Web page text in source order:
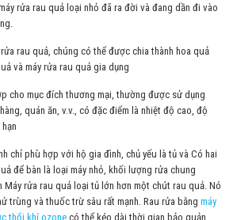
rửa rau quả loại nhỏ đã ra đời và đang dần đi vào
rau quả, chúng có thể được chia thành hoa quả
và máy rửa rau quả gia dụng
cho mục đích thương mại, thường được sử dụng
quán ăn, v.v., có đặc điểm là nhiệt độ cao, độ
chỉ phù hợp với hộ gia đình, chủ yếu là tủ và Có hai
để bàn là loại máy nhỏ, khối lượng rửa chung
Máy rửa rau quả loại tủ lớn hơn mộtchút rau quả. Nó
trùng và thuốc trừ sâu rất mạnh. Rau rửa bằngmáy
thổi khí ozone có thể kéo dài thời gian bảo quản